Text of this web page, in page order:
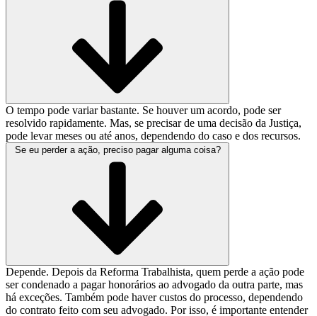
O tempo pode variar bastante. Se houver um acordo, pode ser
resolvido rapidamente. Mas, se precisar de uma decisão da Justiça,
pode levar meses ou até anos, dependendo do caso e dos recursos.
Se eu perder a ação, preciso pagar alguma coisa?
Depende. Depois da Reforma Trabalhista, quem perde a ação pode
ser condenado a pagar honorários ao advogado da outra parte, mas
há exceções. Também pode haver custos do processo, dependendo
do contrato feito com seu advogado. Por isso, é importante entender